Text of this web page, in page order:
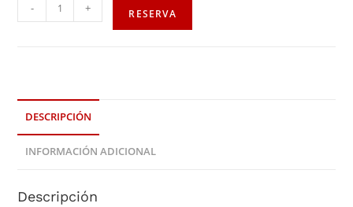
- + RESERVA
DESCRIPCIÓN
INFORMACIÓN ADICIONAL
Descripción